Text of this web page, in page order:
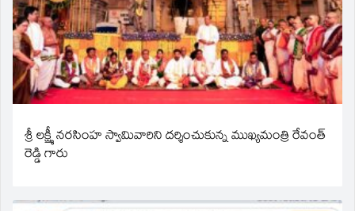
శ్రీ లక్ష్మీ నరసింహ స్వామివారిని దర్శించుకున్న ముఖ్యమంత్రి రేవంత్
రెడ్డి గారు